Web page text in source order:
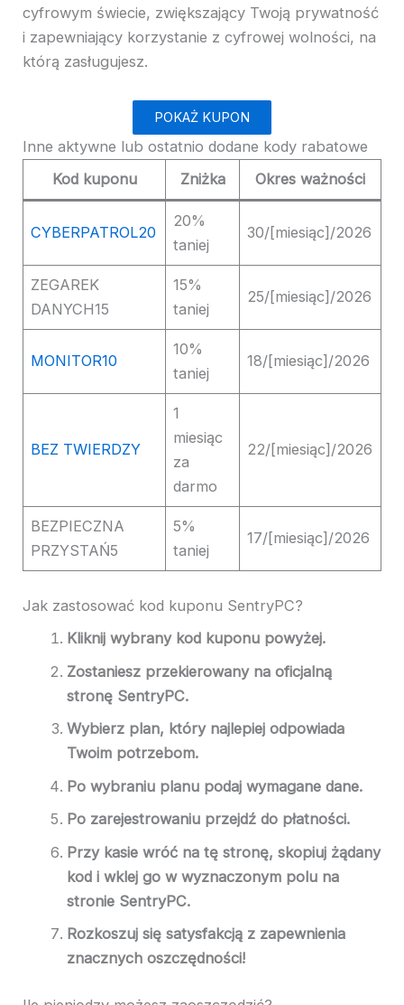
cyfrowym świecie, zwiększający Twoją prywatność
i zapewniający korzystanie z cyfrowej wolności, na
którą zasługujesz.
POKAŻ KUPON
Inne aktywne lub ostatnio dodane kody rabatowe
Kod kuponu
Zniżka Okres ważności
CYBERPATROL20
20%
taniej
30/[miesiąc]/2026
ZEGAREK
DANYCH15
15%
taniej
25/[miesiąc]/2026
MONITOR10
10%
taniej
18/[miesiąc]/2026
BEZ TWIERDZY
1
miesiąc
za
darmo
22/[miesiąc]/2026
BEZPIECZNA
PRZYSTAŃ5
5%
taniej
17/[miesiąc]/2026
Jak zastosować kod kuponu SentryPC?
Kliknij wybrany kod kuponu powyżej.
Zostaniesz przekierowany na oficjalną
stronę SentryPC.
Wybierz plan, który najlepiej odpowiada
Twoim potrzebom.
Po wybraniu planu podaj wymagane dane.
Po zarejestrowaniu przejdź do płatności.
Przy kasie wróć na tę stronę, skopiuj żądany
kod i wklej go w wyznaczonym polu na
stronie SentryPC.
Rozkoszuj się satysfakcją z zapewnienia
znacznych oszczędności!